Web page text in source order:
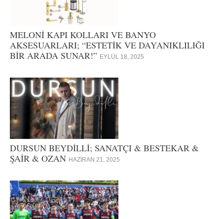
MELONİ KAPI KOLLARI VE BANYO
AKSESUARLARI; “ESTETİK VE DAYANIKLILIĞI
BİR ARADA SUNAR!” EYLÜL 18, 2025
DURSUN BEYDİLLİ; SANATÇI & BESTEKAR &
ŞAİR & OZAN HAZIRAN 21, 2025